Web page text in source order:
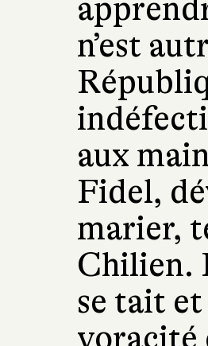
n’est
aux
Fidel,
marier,
Chilien.
se tait
voracité